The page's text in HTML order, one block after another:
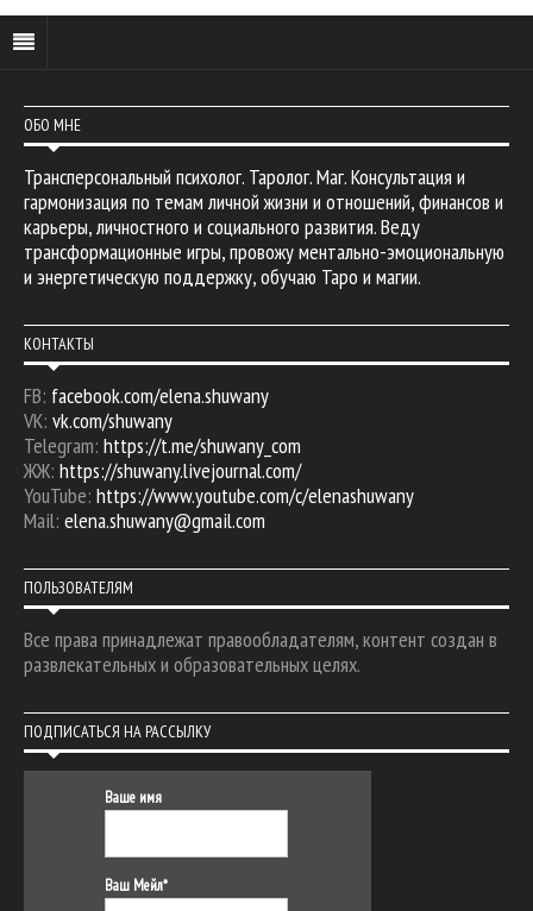
ОБО МНЕ
Трансперсональный психолог. Таролог. Маг. Консультация и
гармонизация по темам личной жизни и отношений, финансов и
карьеры, личностного и социального развития. Веду
трансформационные игры, провожу ментально-эмоциональную
и энергетическую поддержку, обучаю Таро и магии.
КОНТАКТЫ
FB: facebook.com/elena.shuwany
VK: vk.com/shuwany
Telegram: https://t.me/shuwany_com
ЖЖ: https://shuwany.livejournal.com/
YouTube: https://www.youtube.com/c/elenashuwany
Mail: elena.shuwany@gmail.com
ПОЛЬЗОВАТЕЛЯМ
Все права принадлежат правообладателям, контент создан в
развлекательных и образовательных целях.
ПОДПИСАТЬСЯ НА РАССЫЛКУ
Ваше имя
Ваш Мейл*